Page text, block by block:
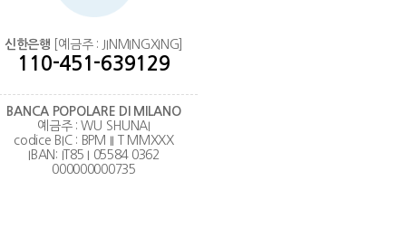
신한은행 [예금주 : JINMINGXING]
110-451-639129
BANCA POPOLARE DI MILANO
예금주 : WU SHUNAI
codice BIC : BPM II T MMXXX
IBAN: IT85 I 05584 0362
000000000735